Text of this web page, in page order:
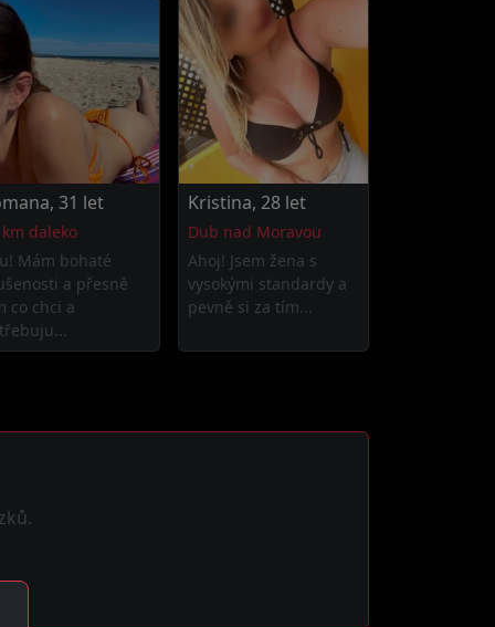
31 let
daleko
Mám bohaté
a přesně
co chci a
Kristina, 28 let
Dub nad Moravou
Ahoj! Jsem žena s
vysokými standardy a
pevně si za tím...